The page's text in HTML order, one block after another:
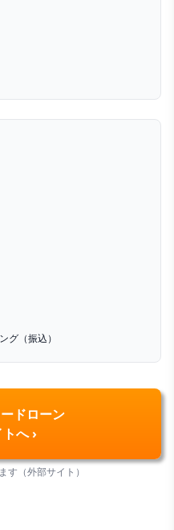
グ（振込）
ドローン
へ ›
（外部サイト）